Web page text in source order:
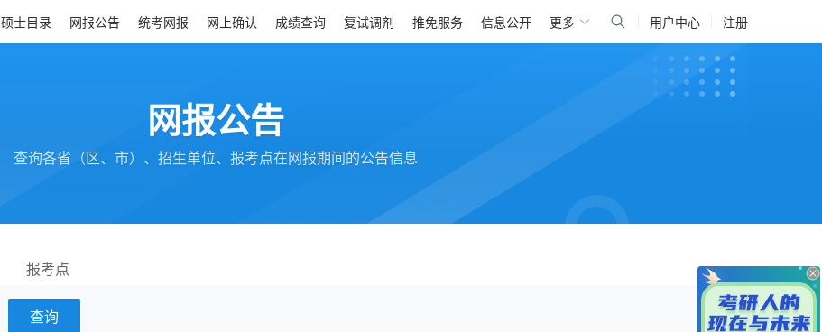
硕士目录 网报公告 统考网报 网上确认 成绩查询 复试调剂 推免服务 信息公开 更多 用户中心 注册
网报公告
查询各省（区、市）、招生单位、报考点在网报期间的公告信息
报考点